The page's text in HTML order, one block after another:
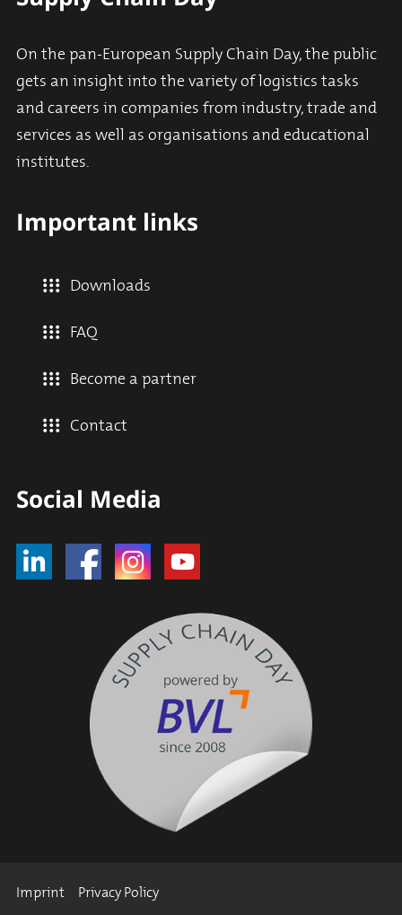
On the pan-European Supply Chain Day, the public
gets an insight into the variety of logistics tasks
and careers in companies from industry, trade and
services as well as organisations and educational
institutes.
Important links
Downloads
FAQ
Become a partner
Contact
Social Media
Imprint Privacy Policy